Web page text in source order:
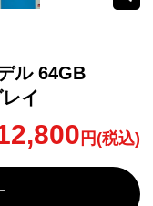
ル 64GB
イ
円(税込)